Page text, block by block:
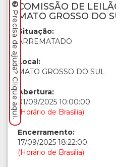
COMISSÃO DE
MATO GROSSO DO
Situação:
ARREMATADO
Local:
MATO GROSSO DO SUL
Abertura:
01/09/2025 10:00:00
(Horário de Brasília)
Encerramento:
17/09/2025 18:22:00
(Horário de Brasília)
Precisa de ajuda? Clique aqui.